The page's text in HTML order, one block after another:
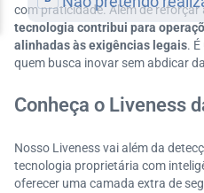
com praticidade. Além de reforçar
tecnologia contribui para
alinhadas às exigências legais.
quem busca inovar sem abdicar
Conheça o Liveness
Nosso Liveness vai além da
tecnologia proprietária com
oferecer uma camada extra de